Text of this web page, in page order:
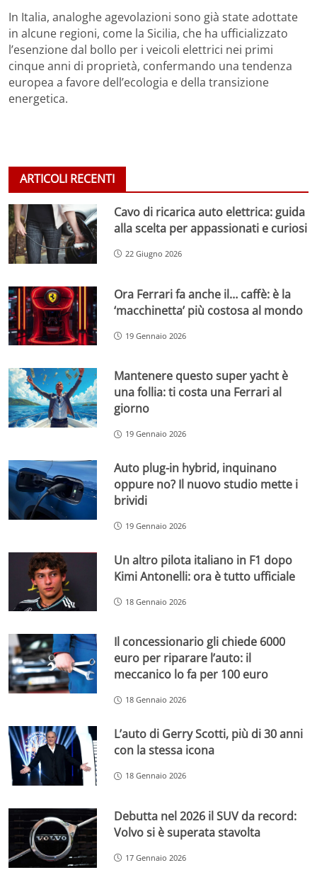
In Italia, analoghe agevolazioni sono già state adottate
in alcune regioni, come la Sicilia, che ha ufficializzato
l’esenzione dal bollo per i veicoli elettrici nei primi
cinque anni di proprietà, confermando una tendenza
europea a favore dell’ecologia e della transizione
energetica.
ARTICOLI RECENTI
Cavo di ricarica auto elettrica: guida
alla scelta per appassionati e curiosi
22 Giugno 2026
Ora Ferrari fa anche il… caffè: è la
‘macchinetta’ più costosa al mondo
19 Gennaio 2026
Mantenere questo super yacht è
una follia: ti costa una Ferrari al
giorno
19 Gennaio 2026
Auto plug-in hybrid, inquinano
oppure no? Il nuovo studio mette i
brividi
19 Gennaio 2026
Un altro pilota italiano in F1 dopo
Kimi Antonelli: ora è tutto ufficiale
18 Gennaio 2026
Il concessionario gli chiede 6000
euro per riparare l’auto: il
meccanico lo fa per 100 euro
18 Gennaio 2026
L’auto di Gerry Scotti, più di 30 anni
con la stessa icona
18 Gennaio 2026
Debutta nel 2026 il SUV da record:
Volvo si è superata stavolta
17 Gennaio 2026